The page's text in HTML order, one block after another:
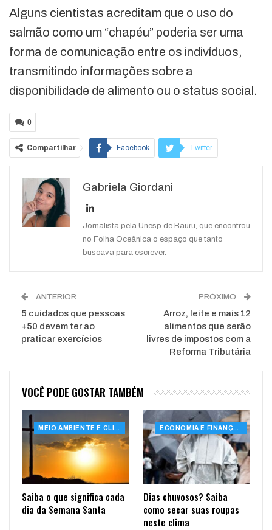
Alguns cientistas acreditam que o uso do
salmão como um “chapéu” poderia ser uma
forma de comunicação entre os indivíduos,
transmitindo informações sobre a
disponibilidade de alimento ou o status social.
0
Compartilhar Facebook Twitter
WhatsApp
Gabriela Giordani
Jornalista pela Unesp de Bauru, que encontrou
no Folha Oceânica o espaço que tanto
buscava para escrever.
ANTERIOR
5 cuidados que pessoas
+50 devem ter ao
praticar exercícios
PRÓXIMO
Arroz, leite e mais 12
alimentos que serão
livres de impostos com a
Reforma Tributária
VOCÊ PODE GOSTAR TAMBÉM
MEIO AMBIENTE E CLIMA
Saiba o que significa cada
dia da Semana Santa
ECONOMIA E FINANÇAS
Dias chuvosos? Saiba
como secar suas roupas
neste clima